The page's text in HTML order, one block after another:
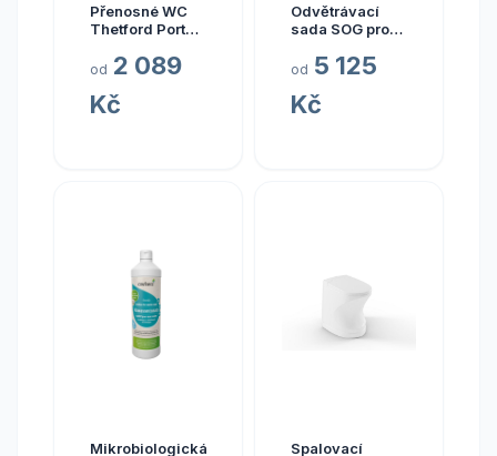
Přenosné WC
Thetford Porta
model 345
od 2 089
Kč
Odvětrávací
sada SOG pro
SANEO Barva:
- tmavě šedá
od 5 125
Kč
Mikrobiologická Spalovací